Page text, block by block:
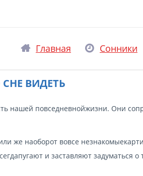
Главная Сонники
ВИДЕТЬ
нашей повседневнойжизни. Они
же наоборот вовсе
и заставляют задуматься о